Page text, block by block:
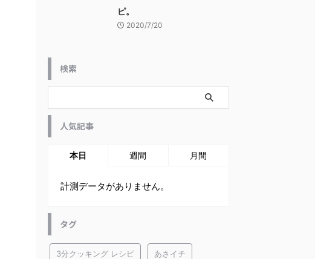
ピ。
2020/7/20
検索
人気記事
本日 週間 月間
計測データがありません。
タグ
3分クッキング レシピ あさイチ